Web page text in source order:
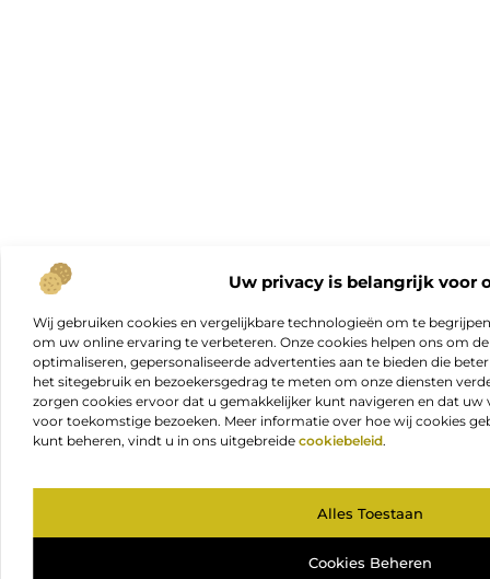
Uw privacy is belangrijk voor
Wij gebruiken cookies en vergelijkbare technologieën om te
om uw online ervaring te verbeteren. Onze cookies helpen ons om
optimaliseren, gepersonaliseerde advertenties aan te bieden die
het sitegebruik en bezoekersgedrag te meten om onze diensten
zorgen cookies ervoor dat u gemakkelijker kunt navigeren en dat
voor toekomstige bezoeken. Meer informatie over hoe wij cookies
kunt beheren, vindt u in ons uitgebreide cookiebeleid.
Alles Toestaan
Cookies Beheren